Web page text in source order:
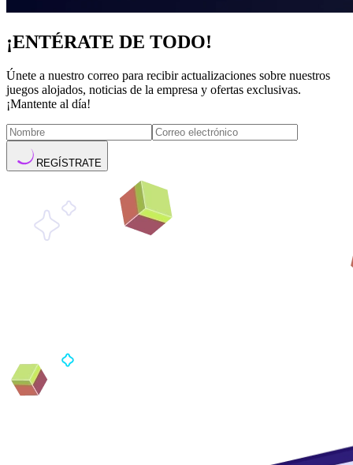
¡ENTÉRATE DE TODO!
Únete a nuestro correo para recibir actualizaciones sobre nuestros
juegos alojados, noticias de la empresa y ofertas exclusivas.
¡Mantente al día!
REGÍSTRATE